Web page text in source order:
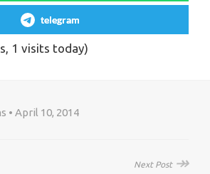
telegram
1 visits today)
• April 10, 2014
Next Post ↠